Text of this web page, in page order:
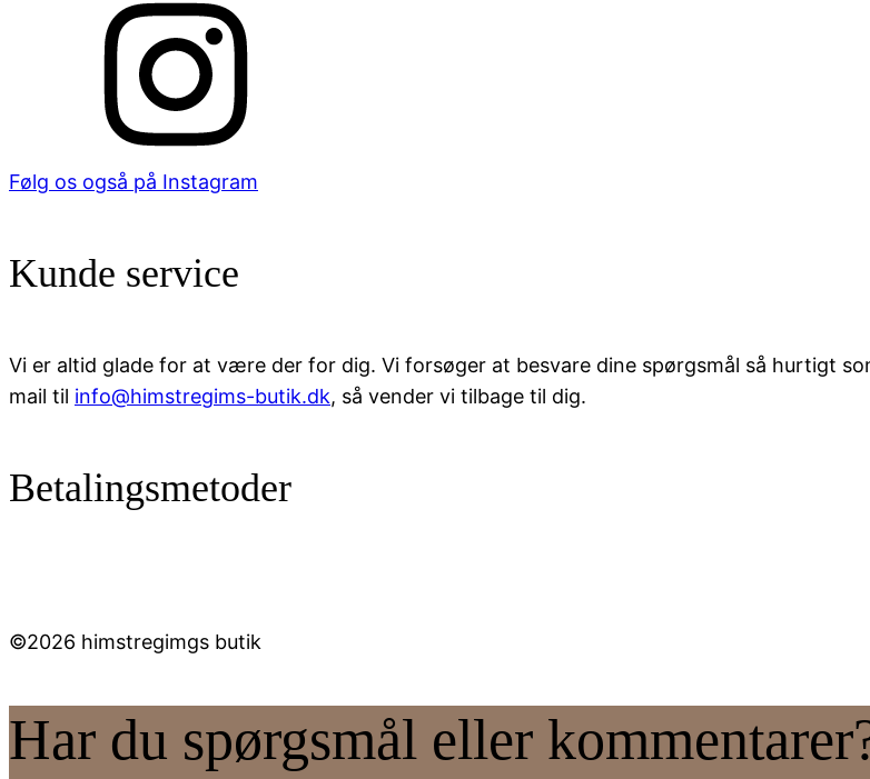
Følg os også på Instagram
Kunde service
Vi er altid glade for at være der for dig. Vi forsøger at besvare dine spørgsmål så hurtigt
mail til info@himstregims-butik.dk, så vender vi tilbage til dig.
Betalingsmetoder
©2026 himstregimgs butik
Har du spørgsmål eller